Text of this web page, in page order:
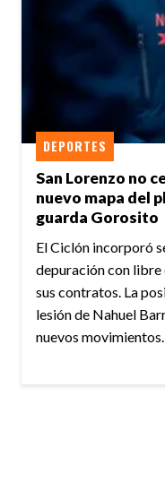
San Lorenzo no
nuevo mapa del
guarda Gorosito
DEPORTES
El Ciclón incorporó
depuración con
sus contratos. La
lesión de Nahuel
nuevos movimientos.